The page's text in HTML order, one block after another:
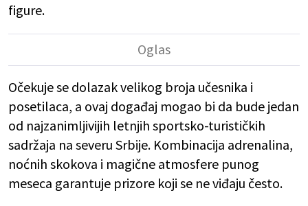
figure.
Očekuje se dolazak velikog broja učesnika i
posetilaca, a ovaj događaj mogao bi da bude jedan
od najzanimljivijih letnjih sportsko-turističkih
sadržaja na severu Srbije. Kombinacija adrenalina,
noćnih skokova i magične atmosfere punog
meseca garantuje prizore koji se ne viđaju često.